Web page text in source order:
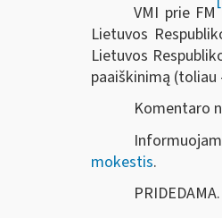
VMI prie FM
Lietuvos
Lietuvos
paaiškinimą
Komentaro
mokestis.
PRIDEDAMA.